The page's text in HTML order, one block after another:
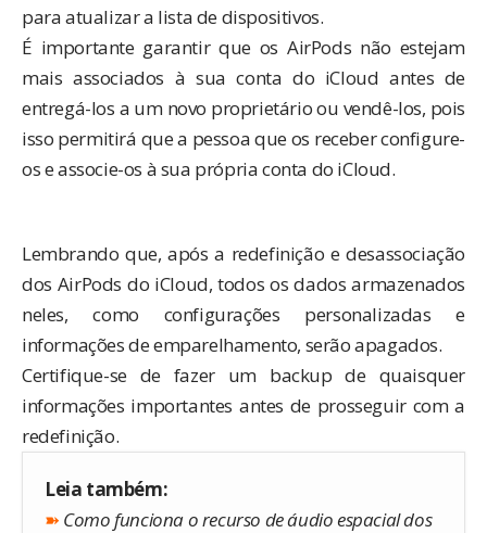
para atualizar a lista de dispositivos.
É importante garantir que os AirPods não estejam
mais associados à sua conta do iCloud antes de
entregá-los a um novo proprietário ou vendê-los, pois
isso permitirá que a pessoa que os receber configure-
os e associe-os à sua própria conta do iCloud.
Lembrando que, após a redefinição e desassociação
dos AirPods do iCloud, todos os dados armazenados
neles, como configurações personalizadas e
informações de emparelhamento, serão apagados.
Certifique-se de fazer um backup de quaisquer
informações importantes antes de prosseguir com a
redefinição.
Leia também:
➽ Como funciona o recurso de áudio espacial dos